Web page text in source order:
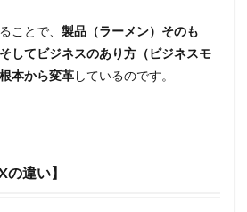
ことで、 製品（ラーメン）そのも
してビジネスのあり方（ビジネスモ
本から変革しているのです。
の違い】